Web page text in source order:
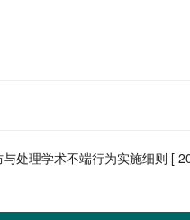
处理学术不端行为实施细则 [